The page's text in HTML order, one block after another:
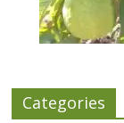
Categories